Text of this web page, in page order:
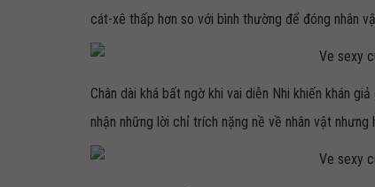
cát-xê thấp hơn so với bình thường để đóng nhân
Chân dài khá bất ngờ khi vai diễn Nhi khiến khán
nhận những lời chỉ trích nặng nề về nhân vật